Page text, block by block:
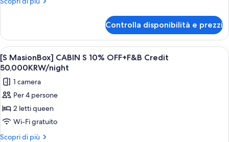
night
nights)50,000KRW
F&B
Credit/night+Laundry
Box]
CABIN
U
(F&B
Benefits
Included)/LongStay(4+
nights)50,000KRW
Credit/night+Laundry
Controlla disponibilità e prezzi
Apri
tutte
le
foto
per
[S
MasionBox]
CABIN
Un interno moderno con soffitto in
1
[S MasionBox] CABIN S 10% OFF+F&B Credit
50,000KRW/night
1 camera
Per 4 persone
2 letti queen
Wi-Fi gratuito
Scopri di più
Altri